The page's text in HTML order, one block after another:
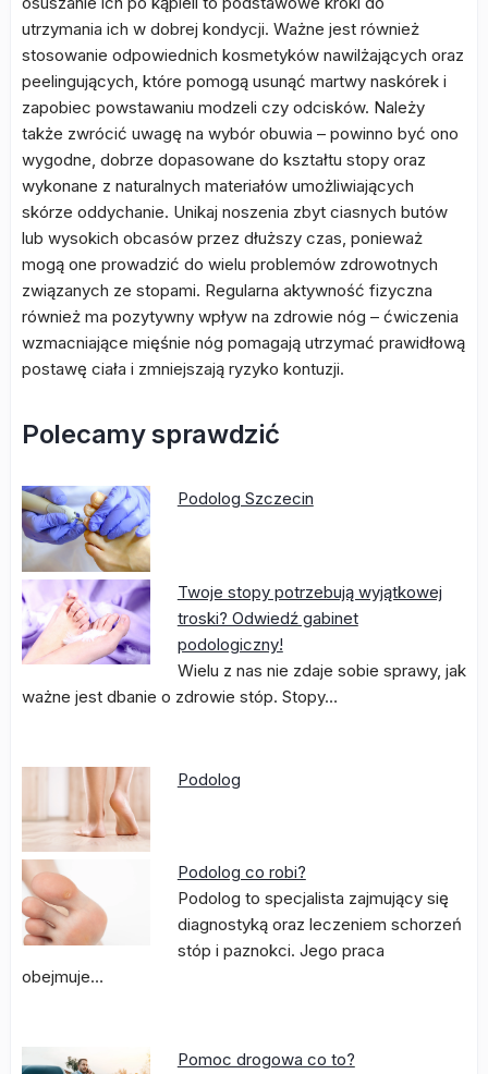
utrzymania ich w dobrej kondycji. Ważne jest również
stosowanie odpowiednich kosmetyków nawilżających oraz
peelingujących, które pomogą usunąć martwy naskórek i
zapobiec powstawaniu modzeli czy odcisków. Należy
także zwrócić uwagę na wybór obuwia – powinno być ono
wygodne, dobrze dopasowane do kształtu stopy oraz
wykonane z naturalnych materiałów umożliwiających
skórze oddychanie. Unikaj noszenia zbyt ciasnych butów
lub wysokich obcasów przez dłuższy czas, ponieważ
mogą one prowadzić do wielu problemów zdrowotnych
związanych ze stopami. Regularna aktywność fizyczna
również ma pozytywny wpływ na zdrowie nóg – ćwiczenia
wzmacniające mięśnie nóg pomagają utrzymać prawidłową
postawę ciała i zmniejszają ryzyko kontuzji.
Polecamy sprawdzić
Podolog Szczecin
Twoje stopy potrzebują wyjątkowej
troski? Odwiedź gabinet
podologiczny!
Wielu z nas nie zdaje sobie sprawy, jak
ważne jest dbanie o zdrowie stóp. Stopy…
Podolog
Podolog co robi?
Podolog to specjalista zajmujący się
diagnostyką oraz leczeniem schorzeń
stóp i paznokci. Jego praca
obejmuje…
Pomoc drogowa co to?